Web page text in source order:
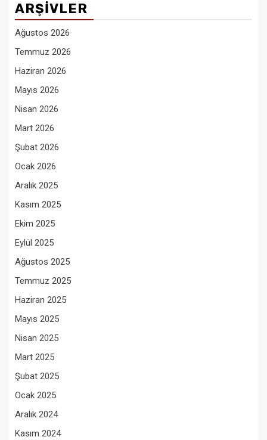
ARŞIVLER
Ağustos 2026
Temmuz 2026
Haziran 2026
Mayıs 2026
Nisan 2026
Mart 2026
Şubat 2026
Ocak 2026
Aralık 2025
Kasım 2025
Ekim 2025
Eylül 2025
Ağustos 2025
Temmuz 2025
Haziran 2025
Mayıs 2025
Nisan 2025
Mart 2025
Şubat 2025
Ocak 2025
Aralık 2024
Kasım 2024